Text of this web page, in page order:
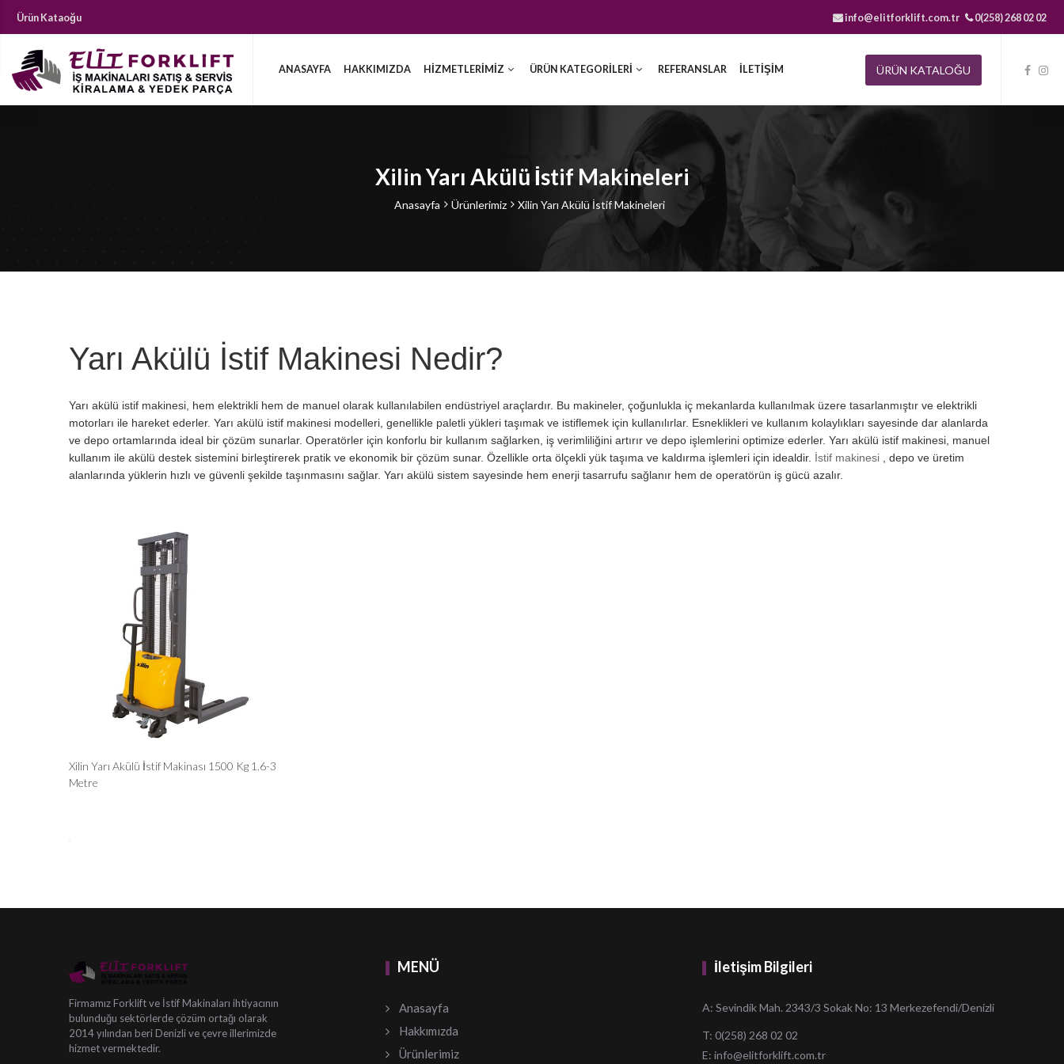
Ürün Kataoğu info@elitforklift.com.tr 0(258) 268 02 02
ANASAYFA HAKKIMIZDA HİZMETLERİMİZ ÜRÜN KATEGORİLERİ REFERANSLAR İLETİŞİM ÜRÜN KATALOĞU
Xilin Yarı Akülü İstif Makineleri
Anasayfa Ürünlerimiz Xilin Yarı Akülü İstif Makineleri
Yarı Akülü İstif Makinesi Nedir?
Yarı akülü istif makinesi, hem elektrikli hem de manuel olarak kullanılabilen endüstriyel araçlardır. Bu makineler, çoğunlukla iç mekanlarda kullanılmak üzere tasarlanmıştır ve elektrikli
motorları ile hareket ederler. Yarı akülü istif makinesi modelleri, genellikle paletli yükleri taşımak ve istiflemek için kullanılırlar. Esneklikleri ve kullanım kolaylıkları sayesinde dar alanlarda
ve depo ortamlarında ideal bir çözüm sunarlar. Operatörler için konforlu bir kullanım sağlarken, iş verimliliğini artırır ve depo işlemlerini optimize ederler. Yarı akülü istif makinesi, manuel
kullanım ile akülü destek sistemini birleştirerek pratik ve ekonomik bir çözüm sunar. Özellikle orta ölçekli yük taşıma ve kaldırma işlemleri için idealdir. İstif makinesi , depo ve üretim
alanlarında yüklerin hızlı ve güvenli şekilde taşınmasını sağlar. Yarı akülü sistem sayesinde hem enerji tasarrufu sağlanır hem de operatörün iş gücü azalır.
Xilin Yarı Akülü İstif Makinası 1500 Kg 1.6-3
Metre
Firmamız Forklift ve İstif Makinaları ihtiyacının
bulunduğu sektörlerde çözüm ortağı olarak
2014 yılından beri Denizli ve çevre illerimizde
hizmet vermektedir.
MENÜ
Anasayfa
Hakkımızda
Ürünlerimiz
İletişim Bilgileri
A: Sevindik Mah. 2343/3 Sokak No: 13 Merkezefendi/Denizli
T: 0(258) 268 02 02
E: info@elitforklift.com.tr